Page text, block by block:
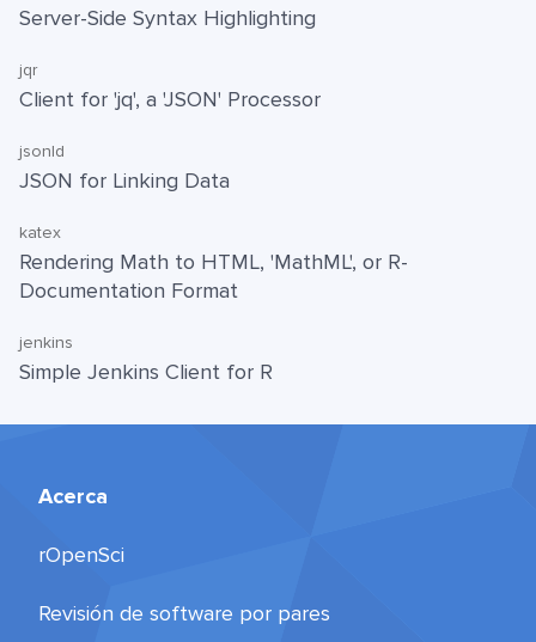
Server-Side Syntax Highlighting
jqr
Client for 'jq', a 'JSON' Processor
jsonld
JSON for Linking Data
katex
Rendering Math to HTML, 'MathML', or R-
Documentation Format
jenkins
Simple Jenkins Client for R
Acerca
rOpenSci
Revisión de software por pares